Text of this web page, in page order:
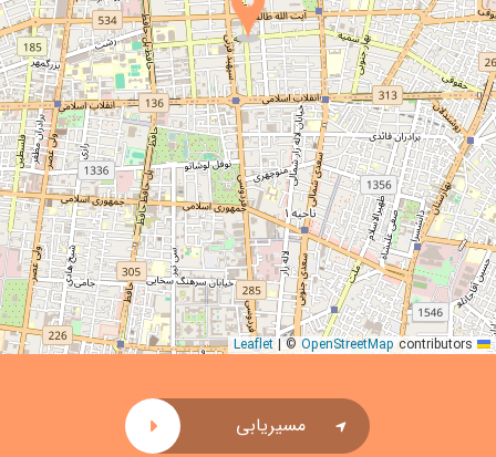
|© OpenStreetMapcontributors
مسیریابی